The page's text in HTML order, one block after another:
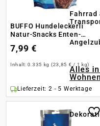
Fahrrad
Alles
BUFFO Hundeleckerli
Natur-Snacks Enten-
7,99 €
Inhalt: 0.335 kg (23,85 € / 1 kg)
Lieferzeit: 2 - 5 Werktage